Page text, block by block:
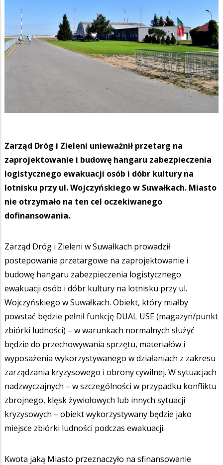
Zarząd Dróg i Zieleni unieważnił przetarg na
zaprojektowanie i budowę hangaru zabezpieczenia
logistycznego ewakuacji osób i dóbr kultury na
lotnisku przy ul. Wojczyńskiego w Suwałkach. Miasto
nie otrzymało na ten cel oczekiwanego
dofinansowania.
Zarząd Dróg i Zieleni w Suwałkach prowadził
postepowanie przetargowe na zaprojektowanie i
budowę hangaru zabezpieczenia logistycznego
ewakuacji osób i dóbr kultury na lotnisku przy ul.
Wojczyńskiego w Suwałkach. Obiekt, który miałby
powstać będzie pełnił funkcję DUAL USE (magazyn/punkt
zbiórki ludności) – w warunkach normalnych służyć
będzie do przechowywania sprzętu, materiałów i
wyposażenia wykorzystywanego w działaniach z zakresu
zarządzania kryzysowego i obrony cywilnej. W sytuacjach
nadzwyczajnych – w szczególności w przypadku konfliktu
zbrojnego, klęsk żywiołowych lub innych sytuacji
kryzysowych – obiekt wykorzystywany będzie jako
miejsce zbiórki ludności podczas ewakuacji.
Kwota jaką Miasto przeznaczyło na sfinansowanie